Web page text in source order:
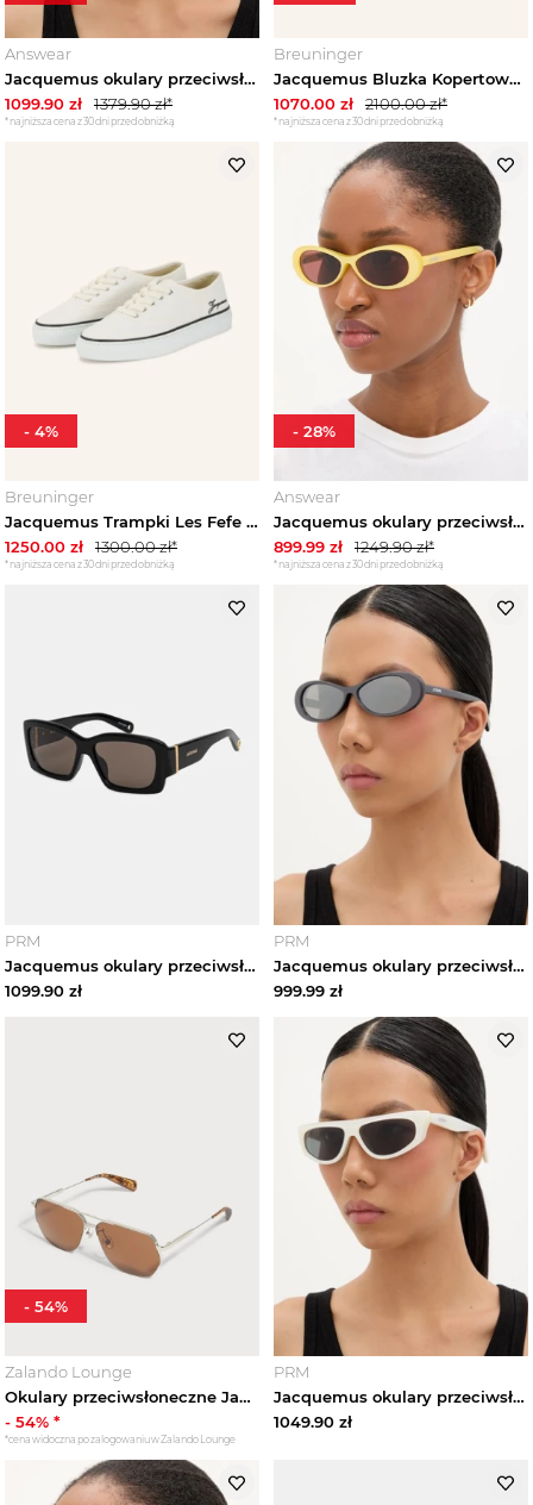
Answear
Jacquemus okulary przeciwsłoneczne CABANA czarny
1099.90 zł 1379.90zł*
*najniższa cena z 30 dni przed obniżką
Breuninger
Jacquemus Bluzka Kopertowa Le Cache Coeur Ventadou Z Rękawami 3 / 4 weiss ECRU
1070.00 zł 2100.00zł*
*najniższa cena z 30 dni przed obniżką
Breuninger
Jacquemus Trampki Les Fefe weiss
1250.00 zł 1300.00zł*
*najniższa cena z 30 dni przed obniżką
- 4%
Answear
Jacquemus okulary przeciwsłoneczne NUVOLA żółty
899.99 zł 1249.90zł*
*najniższa cena z 30 dni przed obniżką
- 28%
PRM
Jacquemus okulary przeciwsłoneczne CROISIERE
1099.90 zł
PRM
Jacquemus okulary przeciwsłoneczne NUVOLA
999.99 zł
Zalando Lounge
Okulary przeciwsłoneczne Jacquemus srebrny
- 54% *
*cena widoczna po zalogowaniu w Zalando Lounge
- 54%
PRM
Jacquemus okulary przeciwsłoneczne SALON
1049.90 zł